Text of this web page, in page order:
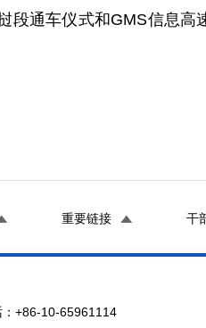
通车仪式和GMS信息高
重要链接 干
+86-10-65961114